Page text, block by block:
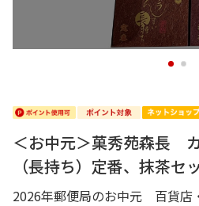
1 2
＜お中元＞菓秀苑森長
（長持ち）定番、抹茶セ
2026年郵便局のお中元 百貨店